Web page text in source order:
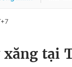
ĐẶT BÁO
tại